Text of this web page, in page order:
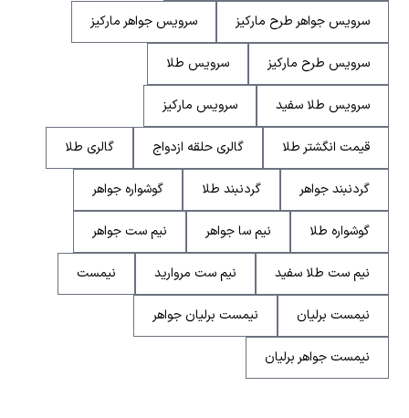
سرویس جواهر طرح مارکیز سرویس جواهر مارکیز
سرویس طرح مارکیز سرویس طلا
سرویس طلا سفید سرویس مارکیز
قیمت انگشتر طلا گالری حلقه ازدواج گالری طلا
گردنبند جواهر گردنبند طلا گوشواره جواهر
گوشواره طلا نیم سا جواهر نیم ست جواهر
نیم ست طلا سفید نیم ست مروارید نیمست
نیمست برلیان نیمست برلیان جواهر
نیمست جواهر برلیان